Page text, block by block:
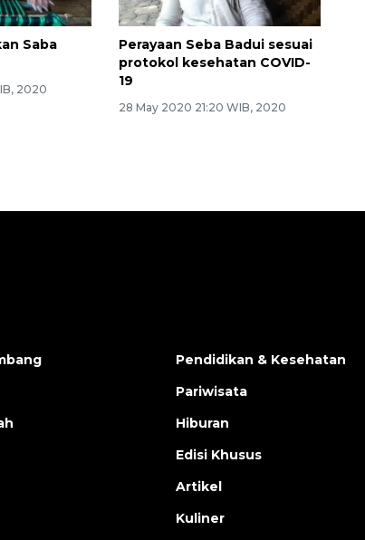
Saba
2020
Perayaan Seba Badui sesuai
protokol kesehatan COVID-
19
28 May 2020 21:20 WIB, 2020
Pendidikan & Kesehatan
Pariwisata
Hiburan
Edisi Khusus
Artikel
Kuliner